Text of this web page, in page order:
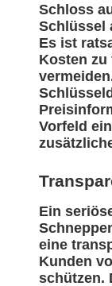
Schloss
Schlüssel
Es ist
Kosten zu
Vorfeld
Ein
eine
Kunden
schützen.